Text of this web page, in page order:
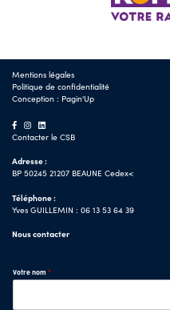
Mentions légales
Politique de confidentialité
Conception : Pagin'Up
Contacter le CSB
Adresse :
BP 50245 21207 BEAUNE Cedex<
Téléphone :
Yves GUILLEMIN : 06 13 53 64 39
Nous contacter
Votre nom *